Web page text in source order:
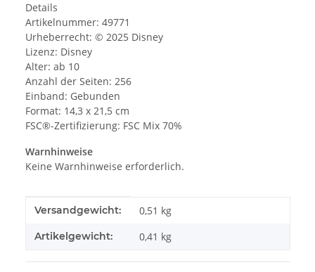
Details
Artikelnummer: 49771
Urheberrecht: © 2025 Disney
Lizenz: Disney
Alter: ab 10
Anzahl der Seiten: 256
Einband: Gebunden
Format: 14,3 x 21,5 cm
FSC®-Zertifizierung: FSC Mix 70%
Warnhinweise
Keine Warnhinweise erforderlich.
Produkteigenschaft
Wert
Versandgewicht: 0,51 kg
Artikelgewicht: 0,41 kg